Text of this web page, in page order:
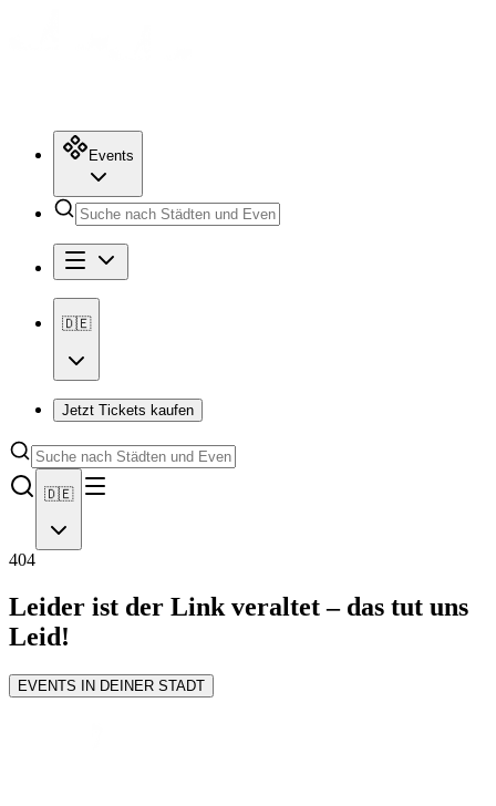
Events
🇩🇪
Jetzt Tickets kaufen
🇩🇪
404
Leider ist der Link veraltet – das tut uns
Leid!
EVENTS IN DEINER STADT